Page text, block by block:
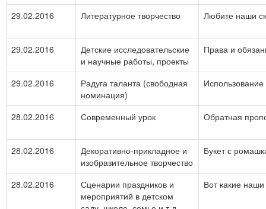
29.02.2016
Литературное творчество Любите наши
29.02.2016
Детские исследовательские
и научные работы, проекты
Права и
29.02.2016
Радуга таланта (свободная
номинация)
28.02.2016 Современный урок Обратная
28.02.2016
Декоративно-прикладное и
изобразительное творчество
Букет с
28.02.2016
Сценарии праздников и
мероприятий в детском
Вот какие